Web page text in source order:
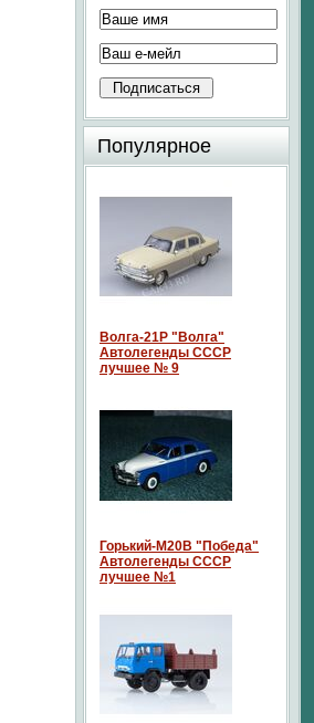
Популярное
Волга-21P "Волга"
Автолегенды СССР
лучшее № 9
Горький-М20В "Победа"
Автолегенды СССР
лучшее №1